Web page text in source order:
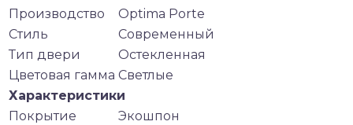
Производство
Optima Porte
Стиль
Современный
Тип двери
Остекленная
Цветовая гамма Светлые
Характеристики
Покрытие
Экошпон